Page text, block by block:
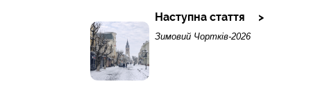
Наступна стаття
Зимовий Чортків-2026